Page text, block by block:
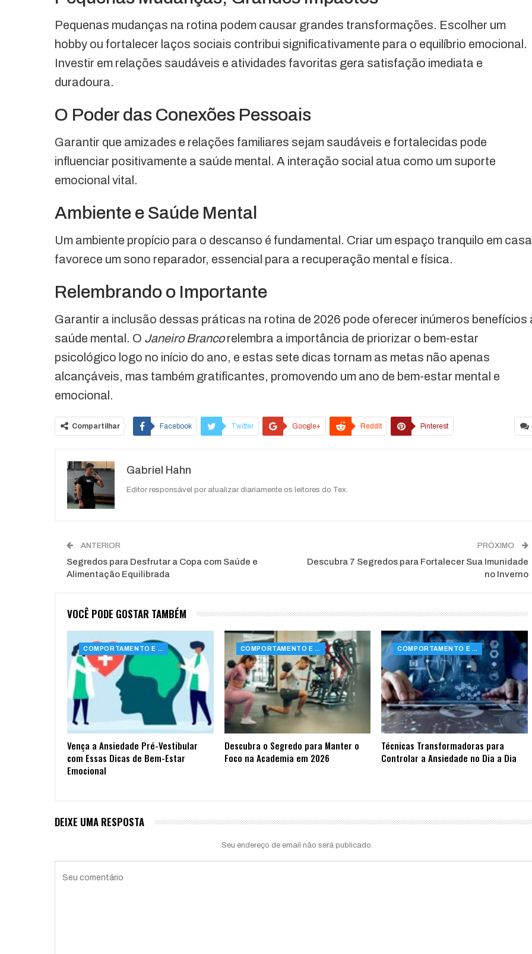
Pequenas mudanças na rotina podem causar grandes transformações. Escolher um
hobby ou fortalecer laços sociais contribui significativamente para o equilíbrio emocional.
Investir em relações saudáveis e atividades favoritas gera satisfação imediata e
duradoura.
O Poder das Conexões Pessoais
Garantir que amizades e relações familiares sejam saudáveis e fortalecidas pode
influenciar positivamente a saúde mental. A interação social atua como um suporte
emocional vital.
Ambiente e Saúde Mental
Um ambiente propício para o descanso é fundamental. Criar um espaço tranquilo em casa
favorece um sono reparador, essencial para a recuperação mental e física.
Relembrando o Importante
Garantir a inclusão dessas práticas na rotina de 2026 pode oferecer inúmeros benefícios
saúde mental. O Janeiro Brancorelembra a importância de priorizar o bem-estar
psicológico logo no início do ano, e estas sete dicas tornam as metas não apenas
alcançáveis, mas também gratificantes, promovendo um ano de bem-estar mental e
emocional.
Compartilhar Facebook Twitter Google+ ReddIt Pinterest
Gabriel Hahn
Editor responsável por atualizar diariamente os leitores do Tex.
ANTERIOR
Segredos para Desfrutar a Copa com Saúde e
Alimentação Equilibrada
PRÓXIMO
Descubra 7 Segredos para Fortalecer Sua Imunidade
no Inverno
VOCÊ PODE GOSTAR TAMBÉM
COMPORTAMENTO E SAÚDE
Vença a Ansiedade Pré-Vestibular
com Essas Dicas de Bem-Estar
Emocional
COMPORTAMENTO E SAÚDE
Descubra o Segredo para Manter o
Foco na Academia em 2026
COMPORTAMENTO E SAÚDE
Técnicas Transformadoras para
Controlar a Ansiedade no Dia a Dia
DEIXE UMA RESPOSTA
Seu endereço de email não será publicado.